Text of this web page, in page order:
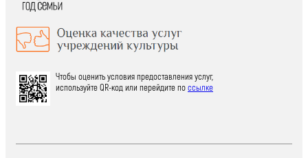
Чтобы оценить условия предоставления услуг,
используйте QR-код или перейдите поссылке